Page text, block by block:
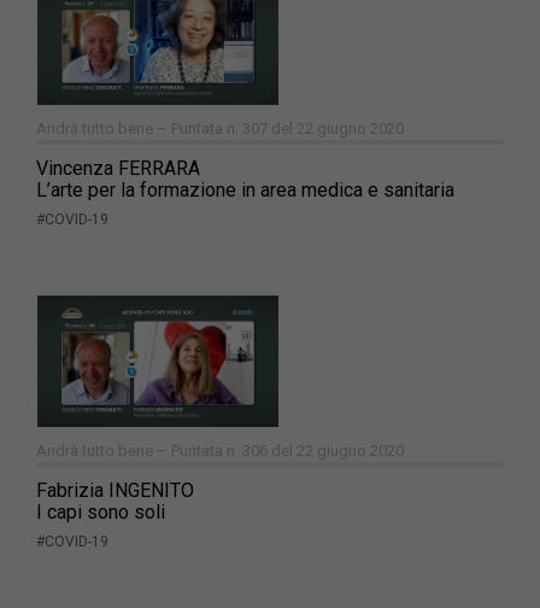
Andrà tutto bene – Puntata n. 307 del 22 giugno 2020
Vincenza FERRARA
L’arte per la formazione in area medica e sanitaria
#COVID-19
Andrà tutto bene – Puntata n. 306 del 22 giugno 2020
Fabrizia INGENITO
I capi sono soli
#COVID-19